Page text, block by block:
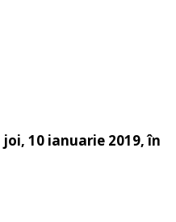
joi, 10 ianuarie 2019, în